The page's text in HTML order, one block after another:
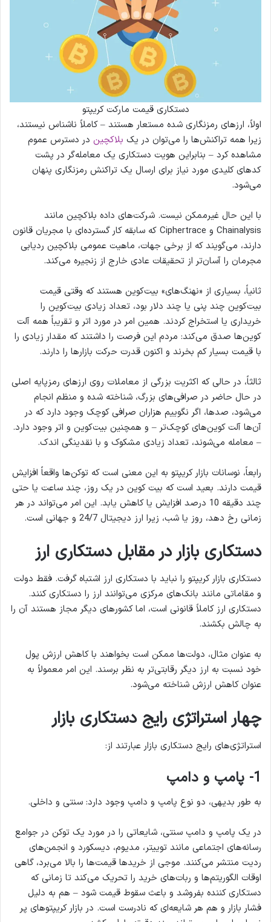
دستکاری قیمت مارکت کریپتو
اولاً، ارزهای رمزنگاری شده مستعار هستند – کاملاً ناشناس نیستند،
زیرا همه تراکنش‌ها را می‌توان در یک بلاکچین در دسترس عموم
مشاهده کرد – بنابراین هویت دستکاری یک معامله‌گر در پشت
کدهای کلیدی مورد نیاز برای ارسال یک تراکنش رمزنگاری پنهان
می‌شود.
با این حال غیرممکن نیست. شرکت‌های داده بلاکچین مانند
Chainalysis و Ciphertrace که سابقه کار گسترده‌ای با مجریان قانون
دارند، می‌گویند که از برخی جهات، ماهیت عمومی بلاکچین ردیابی
مجرمان را آسان‌تر از تحقیقات عادی خارج از زنجیره می‌کند.
ثانیاً، بسیاری از «نهنگ‌های» بیت‌کوین هستند که وقتی قیمت
بیت‌کوین چند پنی یا چند دلار بود، تعداد زیادی بیت‌کوین را
خریداری یا استخراج کردند. همین امر در مورد اتر و تقریباً همه آلت
کوین‌ها صدق می‌کند: مردم این فرصت را داشتند که مقدار زیادی را
با قیمت بسیار کم بخرند و اکنون قدرت حرکت بازارها را دارند.
ثالثاً، در حالی که اکثریت بزرگی از معاملات روی ارزهای رمزپایه اصلی
در حال حاضر در صرافی‌های بزرگ، شناخته شده و منظم انجام
می‌شود، صدها، اگر نگوییم هزاران صرافی کوچک وجود دارد که در
آن‌ها آلت کوین‌های کوچک‌تر – و همچنین بیت‌کوین و اتر وجود دارد.
– معامله می‌شوند، تعداد زیادی مشکوک و با نقدینگی اندک.
رابعاً، نوسانات بازار کریپتو به این معنی است که توکن‌ها واقعاً افزایش
قیمت دارند. بعید است که بیت کوین در یک روز، چند ساعت یا حتی
چند دقیقه 10 درصد افزایش یا کاهش یابد. این امر می‌تواند در هر
زمانی رخ دهد، روز یا شب، زیرا ارز دیجیتال 24/7 و جهانی است.
دستکاری بازار در مقابل دستکاری ارز
دستکاری بازار کریپتو را نباید با دستکاری ارز اشتباه گرفت. فقط دولت
و مقاماتی مانند بانک‌های مرکزی می‌توانند ارز را دستکاری کنند.
دستکاری ارز کاملاً قانونی است، اما کشورهای دیگر مجاز هستند آن را
به چالش بکشند.
به عنوان مثال، دولت‌ها ممکن است بخواهند با کاهش ارزش پول
خود نسبت به ارز دیگر رقابتی‌تر به نظر برسند. این امر معمولاً به
عنوان کاهش ارزش شناخته می‌شود.
چهار استراتژی رایج دستکاری بازار
استراتژی‌های رایج دستکاری بازار عبارتند از:
1- پامپ و دامپ
به طور بدیهی، دو نوع پامپ و دامپ وجود دارد: سنتی و داخلی.
در یک پامپ و دامپ سنتی، شایعاتی را در مورد یک توکن در جوامع
رسانه‌های اجتماعی مانند توییتر، مدیوم، دیسکورد و انجمن‌های
ردیت منتشر می‌کنند. موجی از خریدها قیمت‌ها را بالا می‌برد، گاهی
اوقات الگوریتم‌ها و ربات‌های خرید را تحریک می‌کند تا زمانی که
دستکاری کننده بفروشد و باعث سقوط قیمت شود – هم به دلیل
فشار بازار و هم هر شایعه‌ای که نادرست است. در بازار کریپتوهای پر